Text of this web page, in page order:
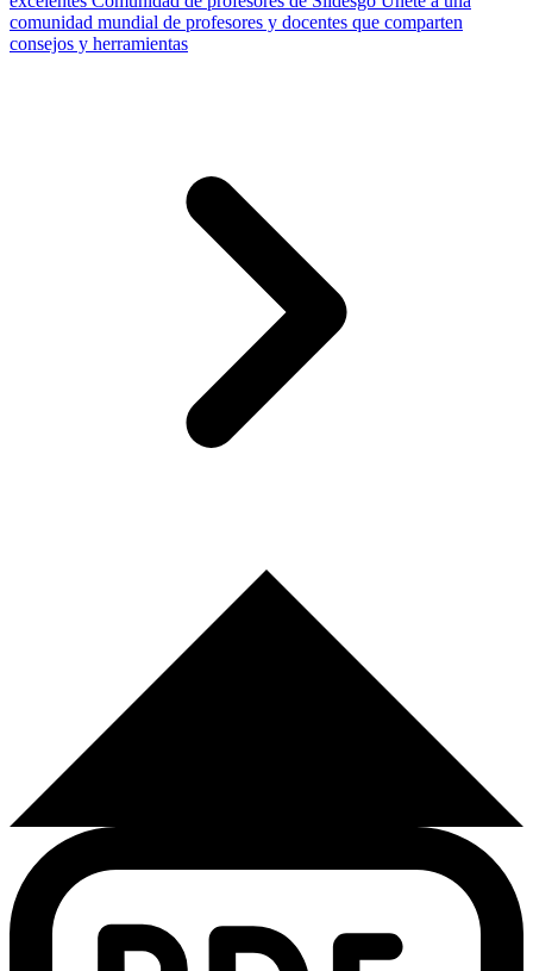
comunidad mundial de profesores y docentes que comparten
consejos y herramientas